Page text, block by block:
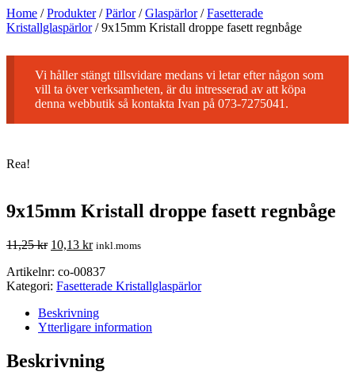
Home / Produkter / Pärlor / Glaspärlor / Fasetterade
Kristallglaspärlor / 9x15mm Kristall droppe fasett regnbåge
Vi håller stängt tillsvidare medans vi letar efter någon som
vill ta över verksamheten, är du intresserad av att köpa
denna webbutik så kontakta Ivan på 073-7275041.
Rea!
9x15mm Kristall droppe fasett regnbåge
11,25kr 10,13 kr inkl.moms
Artikelnr: co-00837
Kategori: Fasetterade Kristallglaspärlor
Beskrivning
Ytterligare information
Beskrivning